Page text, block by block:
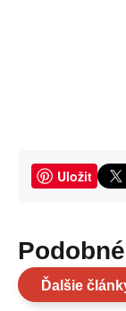
Uložit
Ďalšie